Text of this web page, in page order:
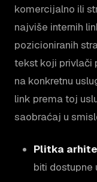
komercijalno ili
najviše internih
pozicioniranih
tekst koji privlači
na konkretnu
link prema toj
saobraćaj u
Plitka
biti dostupne